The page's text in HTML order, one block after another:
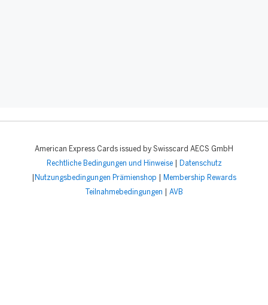
American Express Cards issued by Swisscard AECS GmbH
Rechtliche Bedingungen und Hinweise| Datenschutz
Nutzungsbedingungen Prämienshop Membership Rewards
Teilnahmebedingungen AVB